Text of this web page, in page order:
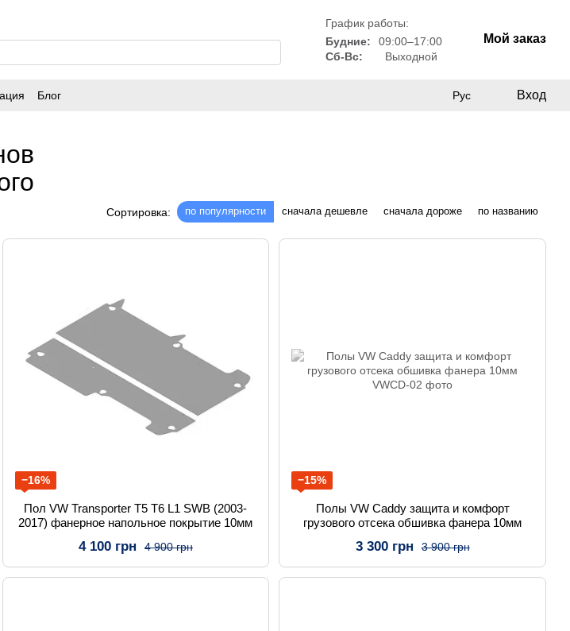
График работы:
Будние:
09:00–17:00
Сб-Вс:
Выходной
Мой заказ
Блог Рус Вход
Сортировка: по популярности сначала дешевле сначала дороже по названию
−16%
Пол VW Transporter T5 T6 L1 SWB (2003-
2017) фанерное напольное покрытие 10мм
4 900 грн
4 100 грн
−15%
Полы VW Caddy защита и комфорт
грузового отсека обшивка фанера 10мм
3 900 грн
3 300 грн